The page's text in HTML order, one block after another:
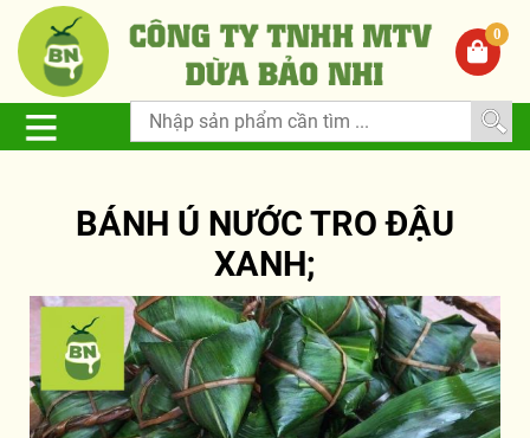
0
BÁNH Ú NƯỚC TRO ĐẬU
XANH;